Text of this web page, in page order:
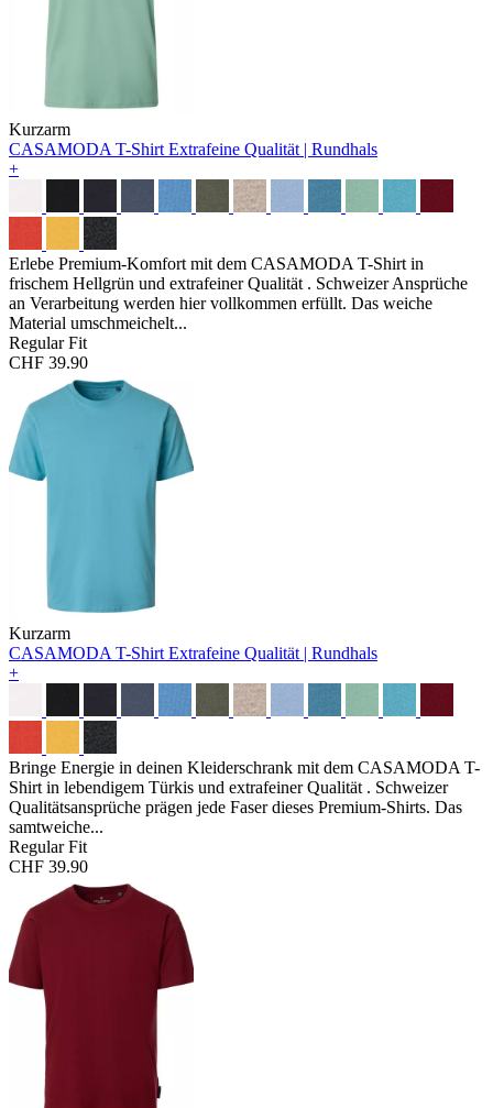
Kurzarm
CASAMODA T-Shirt Extrafeine Qualität | Rundhals
+
Erlebe Premium-Komfort mit dem CASAMODA T-Shirt in
frischem Hellgrün und extrafeiner Qualität . Schweizer Ansprüche
an Verarbeitung werden hier vollkommen erfüllt. Das weiche
Material umschmeichelt...
Regular Fit
CHF 39.90
Kurzarm
CASAMODA T-Shirt Extrafeine Qualität | Rundhals
+
Bringe Energie in deinen Kleiderschrank mit dem CASAMODA T-
Shirt in lebendigem Türkis und extrafeiner Qualität . Schweizer
Qualitätsansprüche prägen jede Faser dieses Premium-Shirts. Das
samtweiche...
Regular Fit
CHF 39.90